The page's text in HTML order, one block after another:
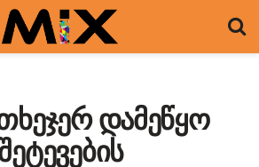
დამეწყო